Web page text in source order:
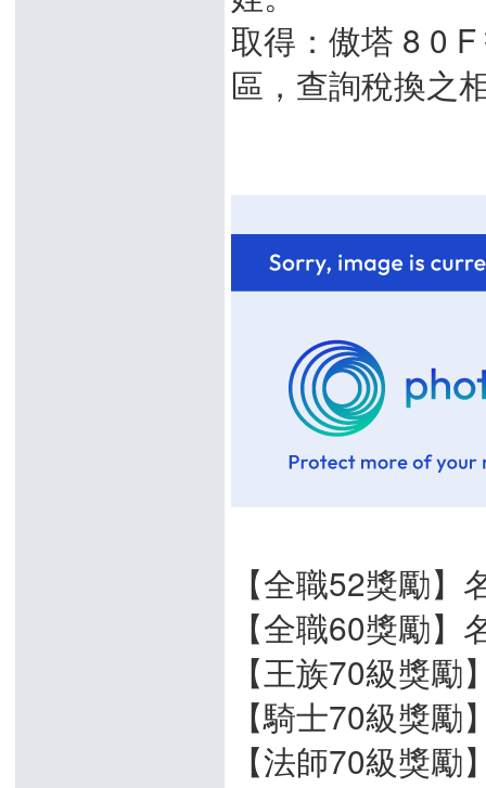
取得：傲塔 8 0
區，查詢稅換之
【全職52獎勵
【全職60獎勵
【王族70級獎
【騎士70級獎
【法師70級獎